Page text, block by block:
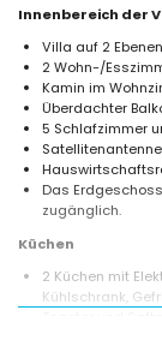
Innenbereich der
Villa auf 2 Ebenen
2 Wohn-/
Kamin im
Überdachter
5 Schlafzimmer
Das
zugänglich.
Küchen
2 Küchen mit
Kühlschrank,